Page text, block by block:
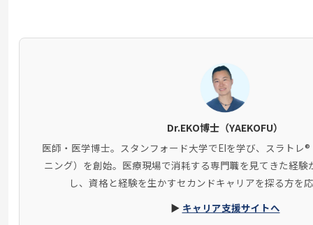
Dr.EKO博士（YAEKOFU）
医師・医学博士。スタンフォード大学でEIを学び、スラトレ
ニング）を創始。医療現場で消耗する専門職を見てきた経験
し、資格と経験を生かすセカンドキャリアを探る方を
▶ キャリア支援サイトへ